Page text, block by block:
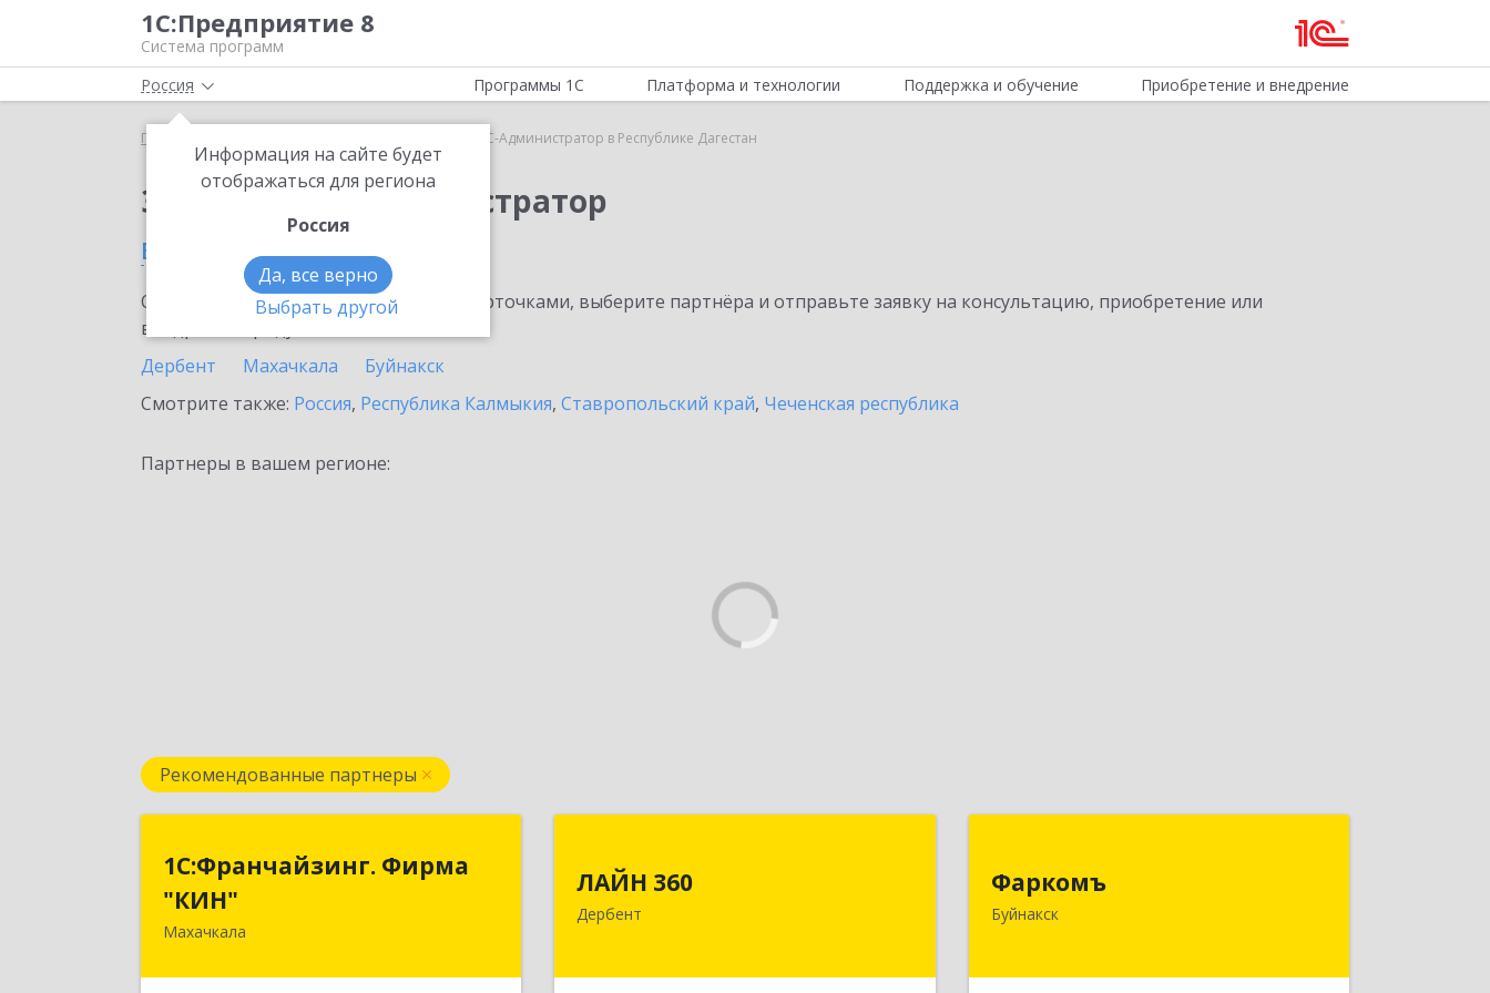
1С:Предприятие 8
Система программ
Россия
Информация на сайте будет
отображаться для региона
Россия
Да, все верно
Выбрать другой
Программы 1С Платформа и технологии Поддержка и обучение Приобретение и внедрение
Главная 1С-Администратор в Республике Дагестан
Заказать 1С-Администратор
в Республике Дагестан
Ознакомьтесь с информационными карточками, выберите партнёра и отправьте заявку на консультацию, приобретение или
внедрение продукта.
Дербент
Махачкала
Буйнакск
Смотрите также: Россия, Республика Калмыкия, Ставропольский край, Чеченская республика
Партнеры в вашем регионе:
Рекомендованные партнеры
1С:Франчайзинг. Фирма
"КИН"
Махачкала
1С:Франчайзинг. Фирма
"КИН"
367030, Дагестан Респ, Махачкала г,
ЛАЙН 360
Дербент
Ю.Гагарина ул, домовладение № 14,
Фаркомъ
Буйнакск